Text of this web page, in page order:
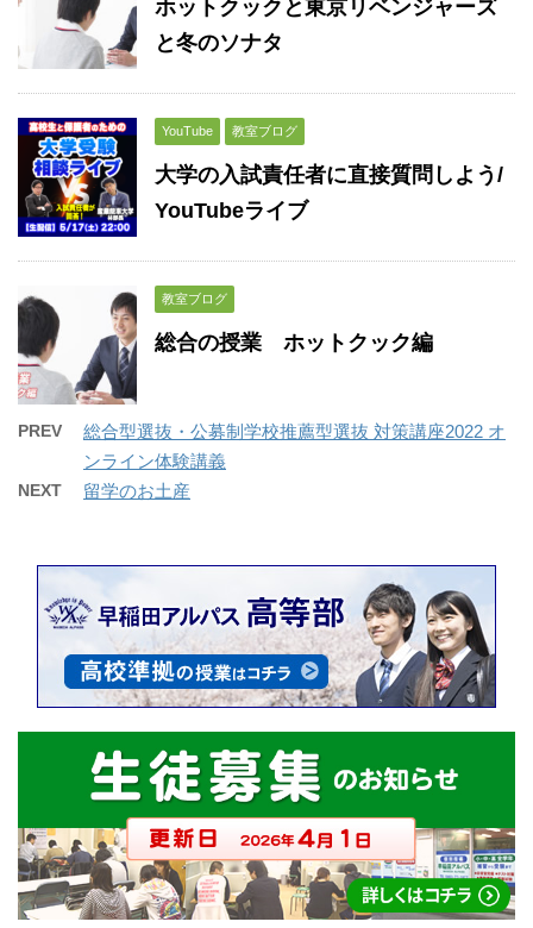
ホットクックと東京リベンジャーズ
と冬のソナタ
YouTube 教室ブログ
大学の入試責任者に直接質問しよう/
YouTubeライブ
教室ブログ
総合の授業 ホットクック編
PREV
総合型選抜・公募制学校推薦型選抜 対策講座2022 オ
ンライン体験講義
NEXT 留学のお土産